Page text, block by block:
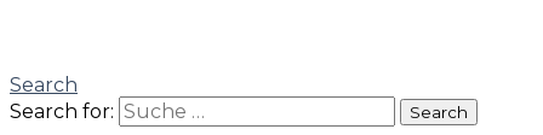
Search
Search for:
Search